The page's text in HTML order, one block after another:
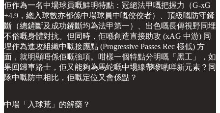
佢作為一名中場球員嘅鮮明特點：冠絕法甲嘅把握力（G-xG
+4.9，總入球數亦都係中場球員中嘅佼佼者）、頂級嘅防守鏟
斷（總鏟斷及成功鏟斷均為法甲第一）、出色嘅長傳視野同埋
不俗嘅身體對抗。但同時，佢喺創造直接助攻 (xAG 中游) 同
埋作為進攻組織中嘅接應點 (Progressive Passes Rec 極低) 方
面，就明顯唔係佢嘅強項。咁樣一個特點分明嘅「黑工」，如
果回歸車路士，佢又能夠為馬蛇嘅中場線帶嚟啲咩新元素？同
隊中嘅防中相比，佢嘅定位又會係點？
中場「入球荒」的解藥？